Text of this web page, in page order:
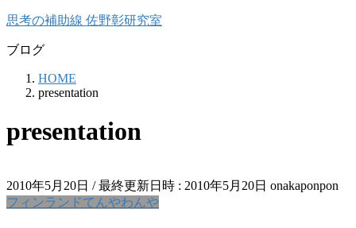
コ
テ
キ
ナ
ゲ
に
思考の補助線 佐野彰研究室
ブログ
HOME
presentation
presentation
2010年5月20日 / 最終更新日時 : 2010年5月20日 onakaponpon
フィンランドてんやわんや